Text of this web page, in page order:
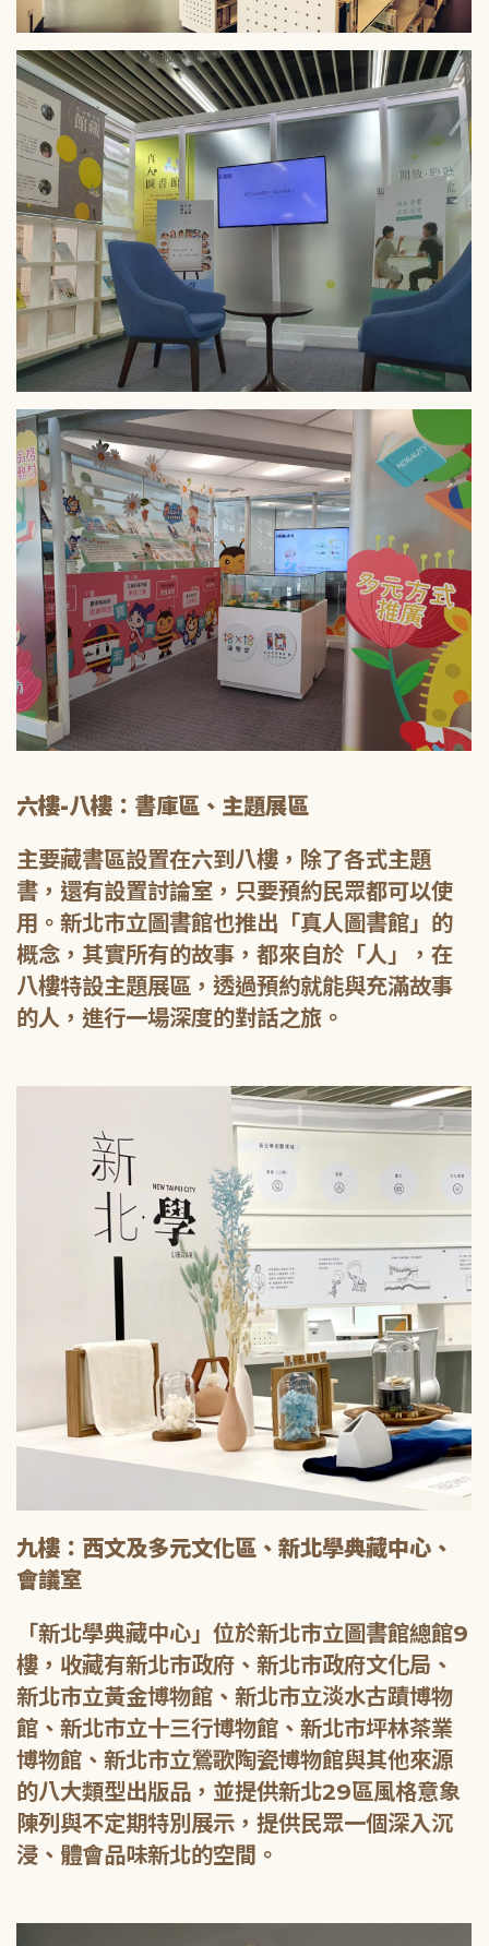
六樓-八樓：書庫區、主題展區
主要藏書區設置在六到八樓，除了各式主題
書，還有設置討論室，只要預約民眾都可以使
用。新北市立圖書館也推出「真人圖書館」的
概念，其實所有的故事，都來自於「人」，在
八樓特設主題展區，透過預約就能與充滿故事
的人，進行一場深度的對話之旅。
九樓：西文及多元文化區、新北學典藏中心、
會議室
「新北學典藏中心」位於新北市立圖書館總館9
樓，收藏有新北市政府、新北市政府文化局、
新北市立黃金博物館、新北市立淡水古蹟博物
館、新北市立十三行博物館、新北市坪林茶業
博物館、新北市立鶯歌陶瓷博物館與其他來源
的八大類型出版品，並提供新北29區風格意象
陳列與不定期特別展示，提供民眾一個深入沉
浸、體會品味新北的空間。